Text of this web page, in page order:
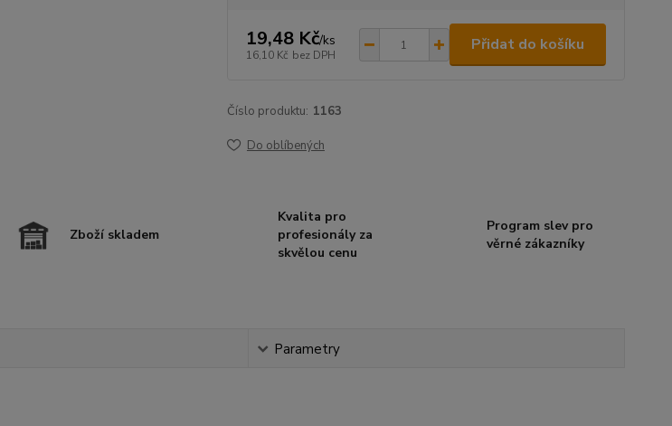
19,48 Kč/ks
16,10 Kč bez DPH
Přidat do košíku
Číslo produktu: 1163
Do oblíbených
Zboží skladem
Kvalita pro
profesionály za
skvělou cenu
Program slev pro
věrné zákazníky
Parametry